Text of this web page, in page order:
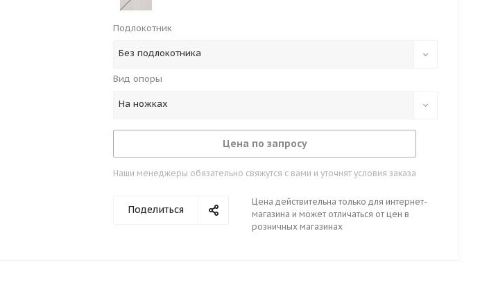
Подлокотник
Без подлокотника
Вид опоры
На ножках
Цена по запросу
Наши менеджеры обязательно свяжутся с вами и уточнят условия заказа
Поделиться
Цена действительна только для интернет-
магазина и может отличаться от цен в
розничных магазинах